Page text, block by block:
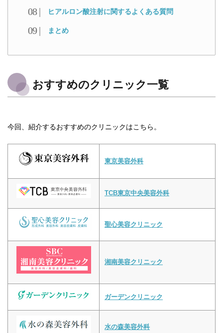
ヒアルロン酸注射に関するよくある質問
まとめ
おすすめのクリニック一覧
今回、紹介するおすすめのクリニックはこちら。
東京美容外科
TCB東京中央美容外科
聖心美容クリニック
湘南美容クリニック
ガーデンクリニック
水の森美容外科